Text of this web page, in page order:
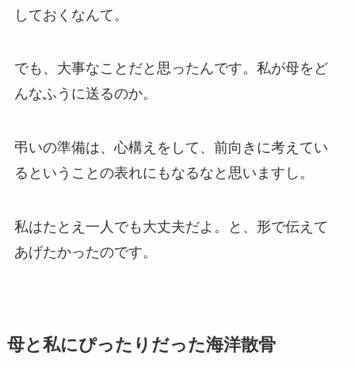
しておくなんて。
でも、大事なことだと思ったんです。私が母をど
んなふうに送るのか。
弔いの準備は、心構えをして、前向きに考えてい
るということの表れにもなるなと思いますし。
私はたとえ一人でも大丈夫だよ。と、形で伝えて
あげたかったのです。
母と​私に​ぴったりだった​海洋散骨